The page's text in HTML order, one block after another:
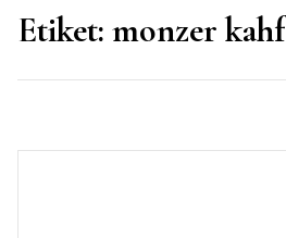
Etiket: monzer kahf